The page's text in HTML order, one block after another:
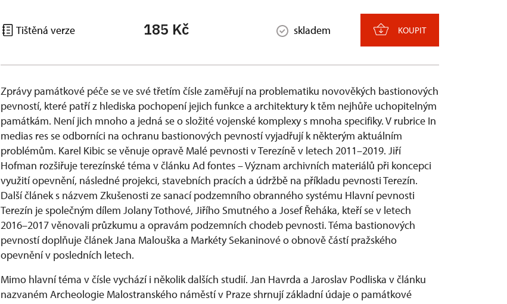
Tištěná verze 185 Kč skladem KOUPIT
Zprávy památkové péče se ve své třetím čísle zaměřují na problematiku novověkých bastionových
pevností, které patří z hlediska pochopení jejich funkce a architektury k těm nejhůře uchopitelným
památkám. Není jich mnoho a jedná se o složité vojenské komplexy s mnoha specifiky. V rubrice In
medias res se odborníci na ochranu bastionových pevností vyjadřují k některým aktuálním
problémům. Karel Kibic se věnuje opravě Malé pevnosti v Terezíně v letech 2011–2019. Jiří
Hofman rozšiřuje terezínské téma v článku Ad fontes – Význam archivních materiálů při koncepci
využití opevnění, následné projekci, stavebních pracích a údržbě na příkladu pevnosti Terezín.
Další článek s názvem Zkušenosti ze sanací podzemního obranného systému Hlavní pevnosti
Terezín je společným dílem Jolany Tothové, Jiřího Smutného a Josef Řeháka, kteří se v letech
2016–2017 věnovali průzkumu a opravám podzemních chodeb pevnosti. Téma bastionových
pevností doplňuje článek Jana Malouška a Markéty Sekaninové o obnově částí pražského
opevnění v posledních letech.
Mimo hlavní téma v čísle vychází i několik dalších studií. Jan Havrda a Jaroslav Podliska v článku
nazvaném Archeologie Malostranského náměstí v Praze shrnují základní údaje o památkové